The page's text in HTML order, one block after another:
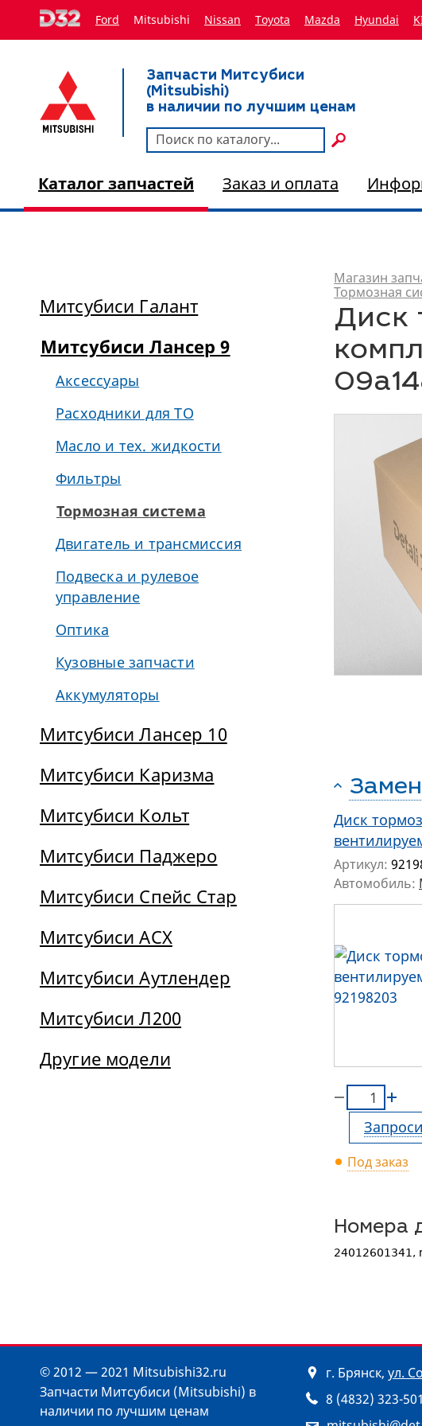
Ford Mitsubishi Nissan Toyota Мazda Hyundai
Запчасти Митсубиси
(Mitsubishi)
в наличии по лучшим ценам
Каталог запчастей Заказ и оплата
Митсубиси Галант
Митсубиси Лансер 9
Аксессуары
Расходники для ТО
Масло и тех. жидкости
Фильтры
Тормозная система
Двигатель и трансмиссия
Подвеска и рулевое
управление
Оптика
Кузовные запчасти
Аккумуляторы
Митсубиси Лансер 10
Митсубиси Каризма
Митсубиси Кольт
Митсубиси Паджеро
Митсубиси Спейс Стар
Митсубиси АСХ
Митсубиси Аутлендер
Митсубиси Л200
Другие модели
Магазин
Тормозная
Диск
Диск
Артикул:
Автомобиль:
Под заказ
Номера
24012601341,
© 2012 — 2021 Mitsubishi32.ru
Запчасти Митсубиси (Mitsubishi) в
наличии по лучшим ценам
г. Брянск, ул.
8 (4832) 323-501